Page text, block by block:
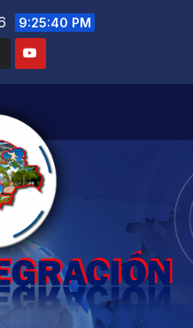
9:25:41 PM